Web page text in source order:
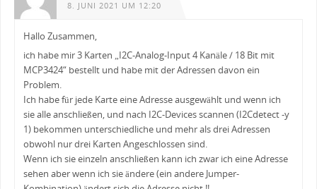
8. JUNI 2021 UM 12:20
Hallo Zusammen,
ich habe mir 3 Karten „I2C-Analog-Input 4 Kanäle / 18 Bit mit
MCP3424“ bestellt und habe mit der Adressen davon ein
Problem.
Ich habe für jede Karte eine Adresse ausgewählt und wenn ich
sie alle anschließen, und nach I2C-Devices scannen (I2Cdetect -y
1) bekommen unterschiedliche und mehr als drei Adressen
obwohl nur drei Karten Angeschlossen sind.
Wenn ich sie einzeln anschließen kann ich zwar ich eine Adresse
sehen aber wenn ich sie ändere (ein andere Jumper-